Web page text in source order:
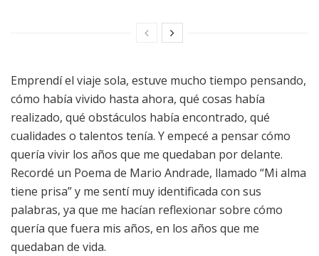
Emprendí el viaje sola, estuve mucho tiempo pensando,
cómo había vivido hasta ahora, qué cosas había
realizado, qué obstáculos había encontrado, qué
cualidades o talentos tenía. Y empecé a pensar cómo
quería vivir los años que me quedaban por delante.
Recordé un Poema de Mario Andrade, llamado “Mi alma
tiene prisa” y me sentí muy identificada con sus
palabras, ya que me hacían reflexionar sobre cómo
quería que fuera mis años, en los años que me
quedaban de vida.